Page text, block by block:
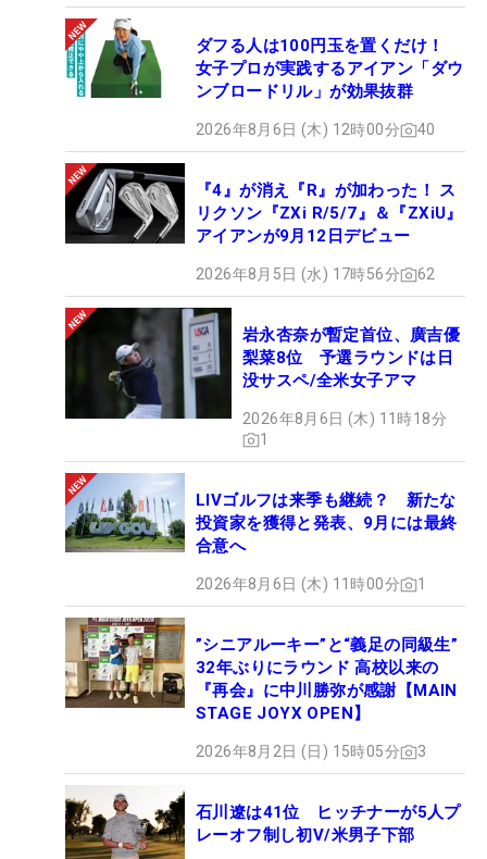
ダフる人は100円玉を置くだけ！
女子プロが実践するアイアン「ダウ
ンブロードリル」が効果抜群
2026年8月6日 (木) 12時00分 40
『4』が消え『R』が加わった！ ス
リクソン『ZXi R/5/7』＆『ZXiU』
アイアンが9月12日デビュー
2026年8月5日 (水) 17時56分 62
岩永杏奈が暫定首位、廣吉優
梨菜8位 予選ラウンドは日
没サスペ/全米女子アマ
2026年8月6日 (木) 11時18分
1
LIVゴルフは来季も継続？ 新たな
投資家を獲得と発表、9月には最終
合意へ
2026年8月6日 (木) 11時00分 1
”シニアルーキー”と“義足の同級生”
32年ぶりにラウンド 高校以来の
『再会』に中川勝弥が感謝【MAIN
STAGE JOYX OPEN】
2026年8月2日 (日) 15時05分 3
石川遼は41位 ヒッチナーが5人プ
レーオフ制し初V/米男子下部